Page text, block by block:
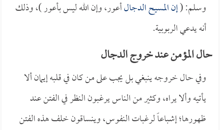
وسلم: (إنالمسيح الدجالأعور، وإن الله ليس بأعور )، وذلك
أنه يدعي الربوبية.
حال المؤمن عند خروج الدجال
وفي حال خروجه ينبغي بل يجب على من كان في قلبه إيمان ألا
يأتيه وألا يراه، وكثير من الناس يرغبون النظر في الفتن عند
ظهورها؛ إشباعاً لرغبات النفوس، وينساقون خلف هذه الفتن